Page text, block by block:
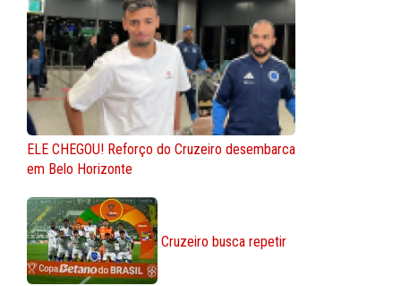
ELE CHEGOU! Reforço do Cruzeiro desembarca
em Belo Horizonte
Cruzeiro busca repetir